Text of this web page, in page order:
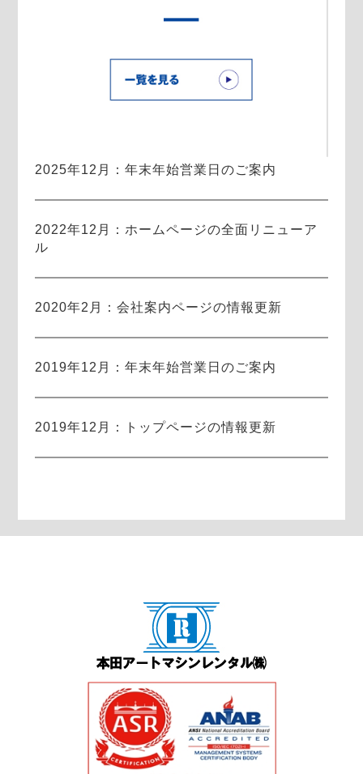
2025年12月：年末年始営業日のご案内
2022年12月：ホームページの全面リニューア
ル
2020年2月：会社案内ページの情報更新
2019年12月：年末年始営業日のご案内
2019年12月：トップページの情報更新